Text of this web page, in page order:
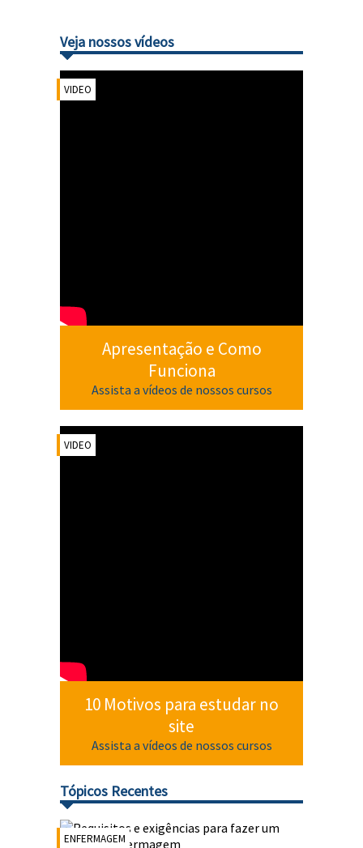
Veja nossos vídeos
VIDEO
Apresentação e Como
Funciona
Assista a vídeos de nossos cursos
VIDEO
10 Motivos para estudar no
site
Assista a vídeos de nossos cursos
Tópicos Recentes
ENFERMAGEM